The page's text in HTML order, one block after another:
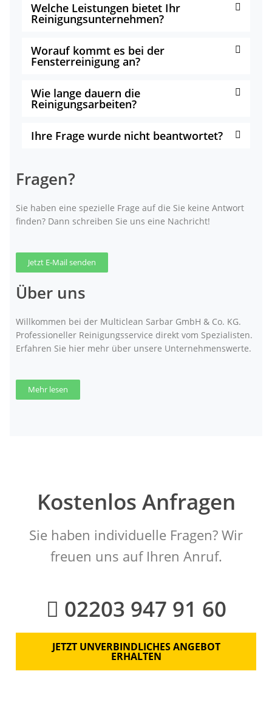
Welche Leistungen bietet Ihr
Reinigungsunternehmen?
Worauf kommt es bei der
Fensterreinigung an?
Wie lange dauern die
Reinigungsarbeiten?
Ihre Frage wurde nicht beantwortet?
Fragen?
Sie haben eine spezielle Frage auf die Sie keine Antwort
finden? Dann schreiben Sie uns eine Nachricht!
Jetzt E-Mail senden
Über uns
Willkommen bei der Multiclean Sarbar GmbH & Co. KG.
Professioneller Reinigungsservice direkt vom Spezialisten.
Erfahren Sie hier mehr über unsere Unternehmenswerte.
Mehr lesen
Kostenlos Anfragen
Sie haben individuelle Fragen? Wir
freuen uns auf Ihren Anruf.
02203 947 91 60
JETZT UNVERBINDLICHES ANGEBOT
ERHALTEN